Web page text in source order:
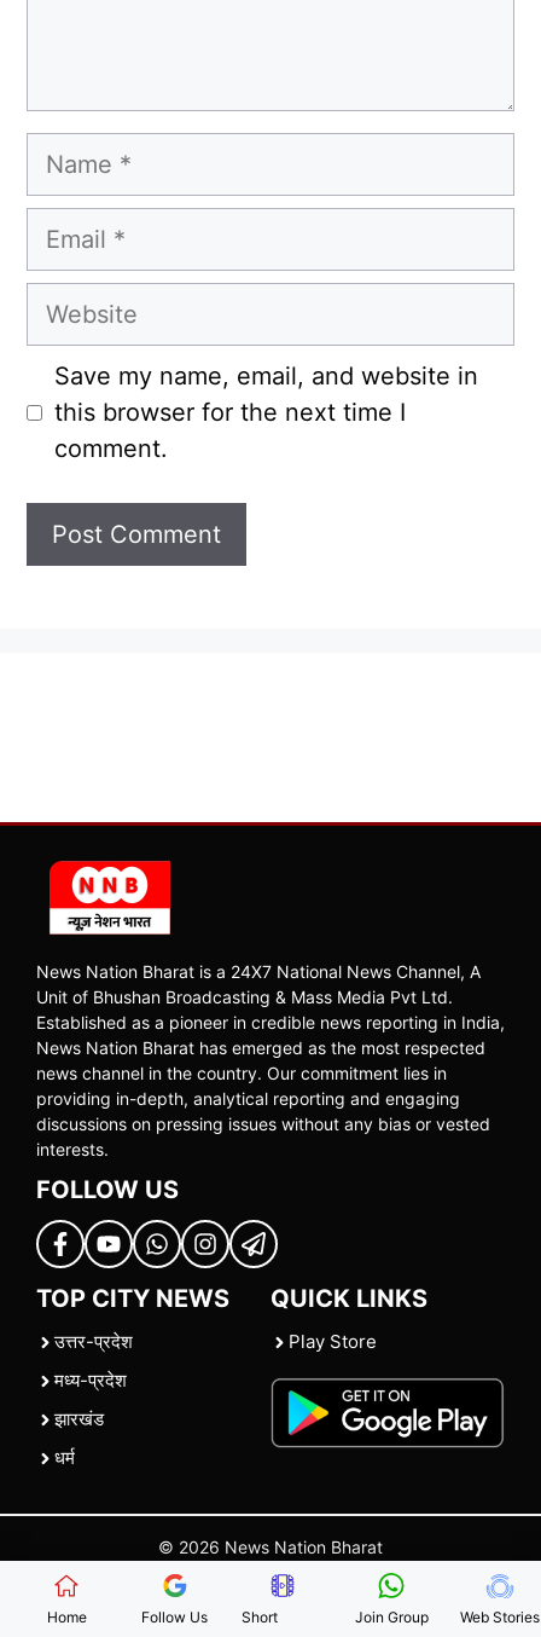
Name
Email
Website
Save my name, email, and website in
this browser for the next time I
comment.
News Nation Bharat is a 24X7 National News Channel, A
Unit of Bhushan Broadcasting & Mass Media Pvt Ltd.
Established as a pioneer in credible news reporting in India,
News Nation Bharat has emerged as the most respected
news channel in the country. Our commitment lies in
providing in-depth, analytical reporting and engaging
discussions on pressing issues without any bias or vested
interests.
FOLLOW US
TOP CITY NEWS
उत्तर-प्रदेश
मध्य-प्रदेश
झारखंड
धर्म
QUICK LINKS
Play Store
© 2026 News Nation Bharat
| |Contact Us |Policies Terms and Conditions
Home Follow Us Short Join Group Web Stories